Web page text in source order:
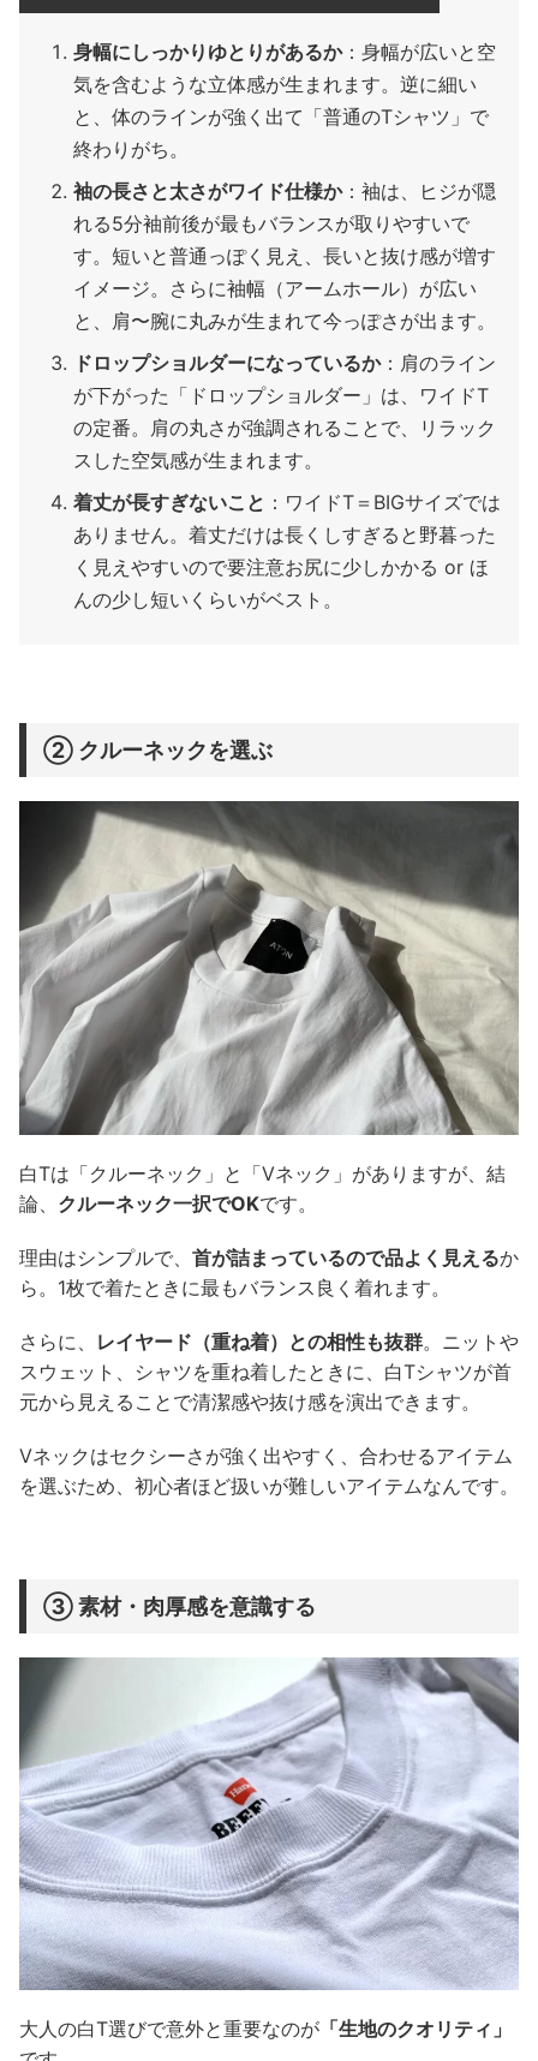
身幅にしっかりゆとりがあるか：身幅が広いと空
気を含むような立体感が生まれます。逆に細い
と、体のラインが強く出て「普通のTシャツ」で
終わりがち。
袖の長さと太さがワイド仕様か：袖は、ヒジが隠
れる5分袖前後が最もバランスが取りやすいで
す。短いと普通っぽく見え、長いと抜け感が増す
イメージ。さらに袖幅（アームホール）が広い
と、肩〜腕に丸みが生まれて今っぽさが出ます。
ドロップショルダーになっているか：肩のライン
が下がった「ドロップショルダー」は、ワイドT
の定番。肩の丸さが強調されることで、リラック
スした空気感が生まれます。
着丈が長すぎないこと ：ワイドT＝BIGサイズでは
ありません。着丈だけは長くしすぎると野暮った
く見えやすいので要注意お尻に少しかかる or ほ
んの少し短いくらいがベスト。
② クルーネックを選ぶ
白Tは「クルーネック」と「Vネック」がありますが、結
論、 クルーネック一択でOKです。
理由はシンプルで、 首が詰まっているので品よく見えるか
ら。1枚で着たときに最もバランス良く着れます。
さらに、 レイヤード（重ね着）との相性も抜群。ニットや
スウェット、シャツを重ね着したときに、白Tシャツが首
元から見えることで清潔感や抜け感を演出できます。
Vネックはセクシーさが強く出やすく、合わせるアイテム
を選ぶため、初心者ほど扱いが難しいアイテムなんです。
③ 素材・肉厚感を意識する
大人の白T選びで意外と重要なのが 「生地のクオリティ」